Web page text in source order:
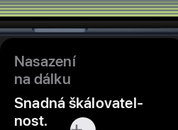
Nasazení
na dálku
Snadná škálovatel­
nost.